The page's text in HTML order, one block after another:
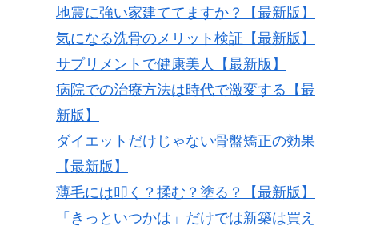
地震に強い家建ててますか？【最新版】
気になる洗骨のメリット検証【最新版】
サプリメントで健康美人【最新版】
病院での治療方法は時代で激変する【最
新版】
ダイエットだけじゃない骨盤矯正の効果
【最新版】
薄毛には叩く？揉む？塗る？【最新版】
「きっといつかは」だけでは新築は買え